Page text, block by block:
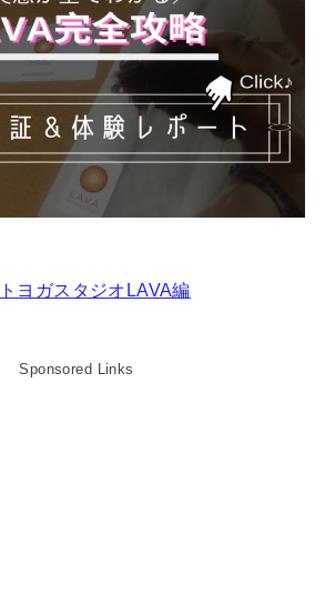
ヨガスタジオLAVA編
Sponsored Links